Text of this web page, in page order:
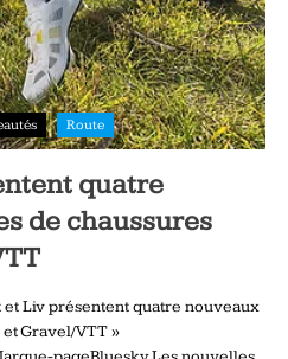
Route
quatre
de chaussures
Liv présentent quatre nouveaux
Gravel/VTT »